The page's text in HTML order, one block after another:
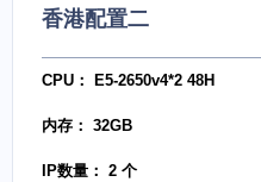
香港配置二
CPU： E5-2650v4*2 48H
内存： 32GB
IP数量： 2 个